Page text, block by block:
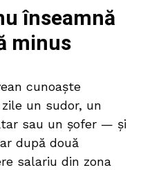
înseamnă
minus
cunoaște
un sudor, un
sau un șofer — și
după două
salariu din zona